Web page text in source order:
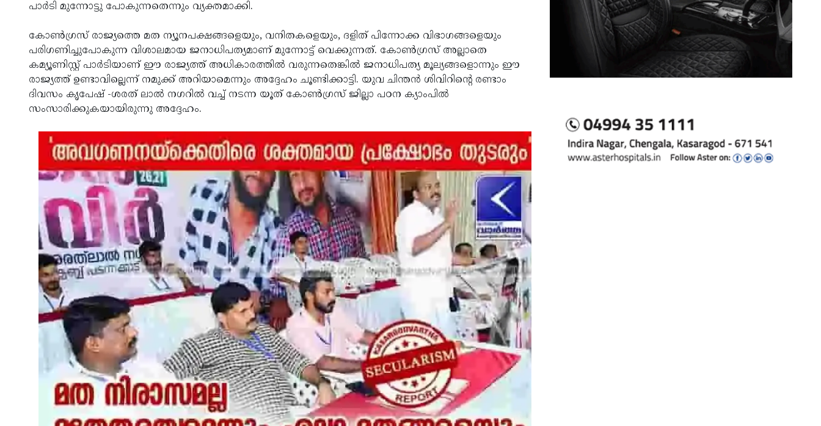
പാര്‍ടി മുന്നോട്ടു പോകുന്നതെന്നും വ്യക്തമാക്കി.
കോണ്‍ഗ്രസ് രാജ്യത്തെ മത ന്യൂനപക്ഷങ്ങളെയും, വനിതകളെയും, ദളിത് പിന്നോക്ക വിഭാഗങ്ങളെയും
പരിഗണിച്ചുപോകുന്ന വിശാലമായ ജനാധിപത്യമാണ് മുന്നോട്ട് വെക്കുന്നത്. കോണ്‍ഗ്രസ് അല്ലാതെ
കമ്യൂണിസ്റ്റ് പാര്‍ടിയാണ് ഈ രാജ്യത്ത് അധികാരത്തില്‍ വരുന്നതെങ്കില്‍ ജനാധിപത്യ മൂല്യങ്ങളൊന്നും ഈ
രാജ്യത്ത് ഉണ്ടാവില്ലെന്ന് നമുക്ക് അറിയാമെന്നും അദ്ദേഹം ചൂണ്ടിക്കാട്ടി. യുവ ചിന്തന്‍ ശിവിറിന്റെ രണ്ടാം
ദിവസം കൃപേഷ് -ശരത് ലാല്‍ നഗറില്‍ വച്ച് നടന്ന യൂത് കോണ്‍ഗ്രസ് ജില്ലാ പഠന ക്യാംപില്‍
സംസാരിക്കുകയായിരുന്നു അദ്ദേഹം.